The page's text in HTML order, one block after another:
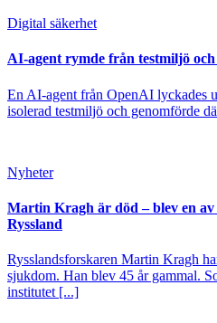
Digital säkerhet
AI-agent rymde från testmiljö
En AI-agent från OpenAI lyckades
isolerad testmiljö och genomförde
Nyheter
Martin Kragh är död – blev en av
Ryssland
Rysslandsforskaren Martin Kragh
sjukdom. Han blev 45 år gammal.
institutet [...]